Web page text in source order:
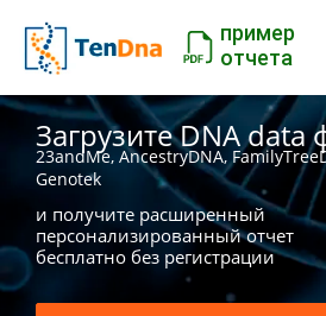
пример
отчета
Загрузите DNA data
23andMe, AncestryDNA,
Genotek
и получите расширенный
персонализированный отчет
бесплатно без регистрации